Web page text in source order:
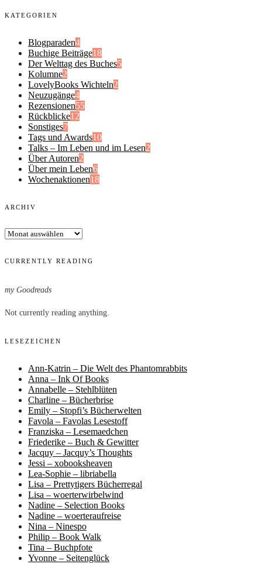
KATEGORIEN
Blogparaden4
Buchige Beiträge18
Der Welttag des Buches5
Kolumne2
LovelyBooks Wichteln2
Neuzugänge4
Rezensionen55
Rückblicke12
Sonstiges7
Tags und Awards10
Talks – Im Leben und im Lesen2
Über Autoren2
Über mein Leben6
Wochenaktionen18
ARCHIV
Archiv
CURRENTLY READING
my Goodreads
Not currently reading anything.
LESEZEICHEN
Ann-Katrin – Die Welt des Phantomrabbits
Anna – Ink Of Books
Annabelle – Stehlblüten
Charline – Bücherbrise
Emily – Stopfi’s Bücherwelten
Favola – Favolas Lesestoff
Franziska – Lesemaedchen
Friederike – Buch & Gewitter
Jacquy – Jacquy’s Thoughts
Jessi – xobooksheaven
Lea-Sophie – libriabella
Lisa – Prettytigers Bücherregal
Lisa – woerterwirbelwind
Nadine – Selection Books
Nadine – woerteraufreise
Nina – Ninespo
Philip – Book Walk
Tina – Buchpfote
Yvonne – Seitenglück